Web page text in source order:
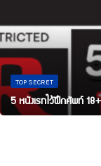
TOP SECRET
5 หนังเรทไว้ฝึกศัพท์ 18+